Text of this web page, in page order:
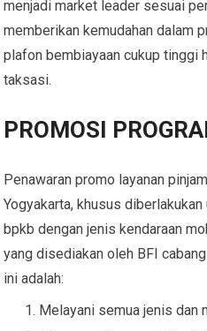
menjadi market leader sesuai
memberikan kemudahan dalam
plafon bembiayaan cukup tinggi
taksasi.
PROMOSI
Penawaran promo layanan
Yogyakarta, khusus
bpkb dengan jenis kendaraan
yang disediakan oleh BFI
ini adalah:
Melayani semua jenis dan